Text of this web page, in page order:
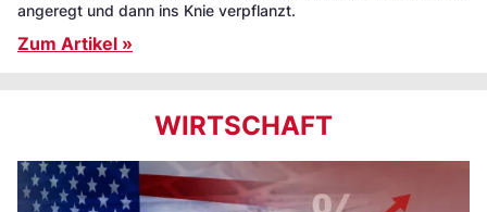
angeregt und dann ins Knie verpflanzt.
Zum Artikel »
WIRTSCHAFT